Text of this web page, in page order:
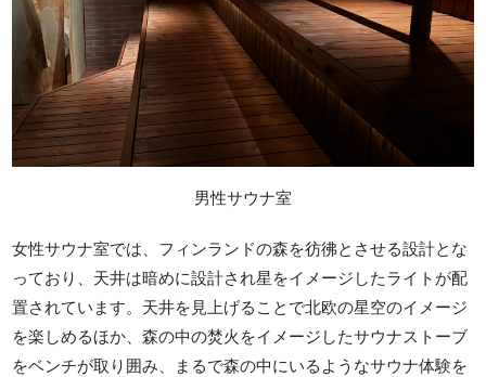
男性サウナ室
女性サウナ室では、フィンランドの森を彷彿とさせる設計とな
っており、天井は暗めに設計され星をイメージしたライトが配
置されています。天井を見上げることで北欧の星空のイメージ
を楽しめるほか、森の中の焚火をイメージしたサウナストーブ
をベンチが取り囲み、まるで森の中にいるようなサウナ体験を